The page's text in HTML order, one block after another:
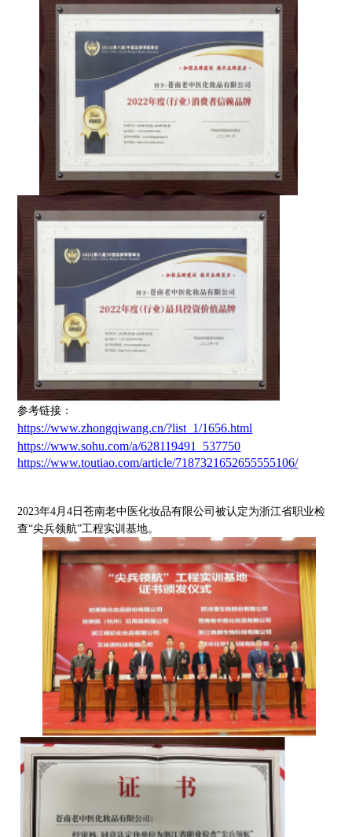
参考链接：
https://www.zhongqiwang.cn/?list_1/1656.html
https://www.sohu.com/a/628119491_537750
https://www.toutiao.com/article/7187321652655555106/
2023年4月4日苍南老中医化妆品有限公司被认定为浙江省职业检
查“尖兵领航”工程实训基地。